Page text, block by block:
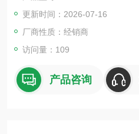
阀成套气路
更新时间：2026-07-16
厂商性质：经销商
访问量：109
产品咨询